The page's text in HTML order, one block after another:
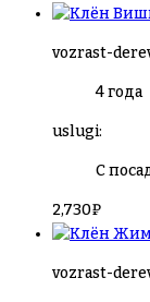
vozrast-
4 года
uslugi:
С
2,730₽
vozrast-